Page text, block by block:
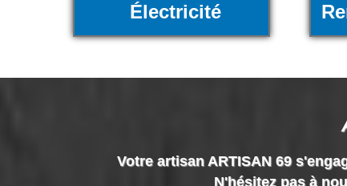
Électricité
Votre artisan ARTISAN 69
N'hésitez pas à